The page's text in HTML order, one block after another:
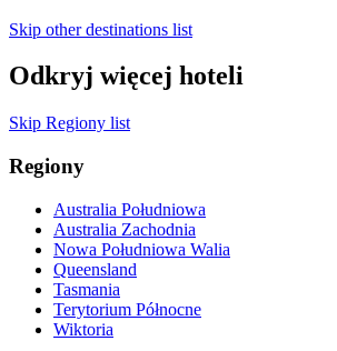
Skip other destinations list
Odkryj więcej hoteli
Skip Regiony list
Regiony
Australia Południowa
Australia Zachodnia
Nowa Południowa Walia
Queensland
Tasmania
Terytorium Północne
Wiktoria